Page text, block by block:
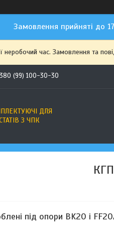
Замовлення прийняті до
неробочий час. Замовлення та
(99) 100-30-30
ДЛЯ
З ЧПК
під опори BK20 і